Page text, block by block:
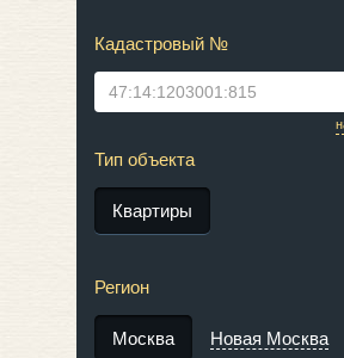
Кадастровый №
Тип объекта
Квартиры
Регион
Москва Новая Москва